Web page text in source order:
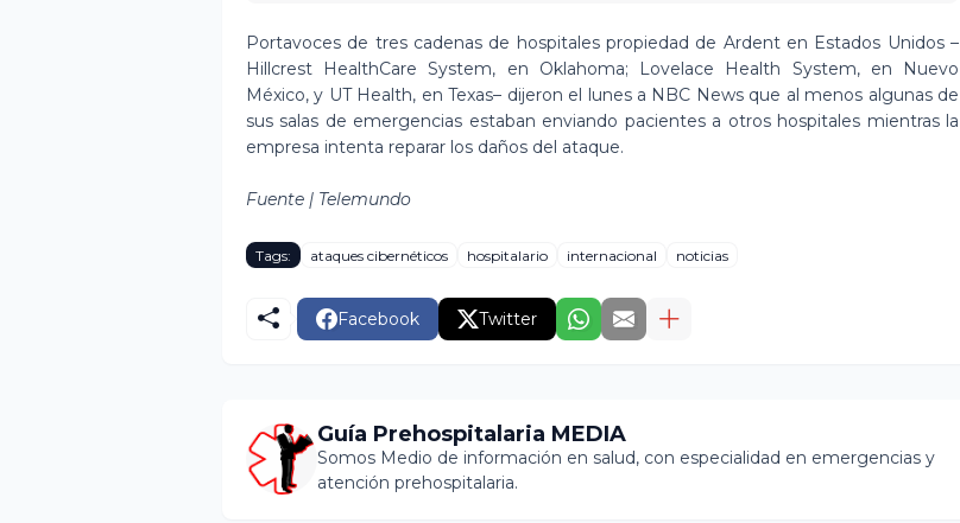
Portavoces de tres cadenas de hospitales propiedad de Ardent en Estados Unidos –
Hillcrest HealthCare System, en Oklahoma; Lovelace Health System, en Nuevo
México, y UT Health, en Texas– dijeron el lunes a NBC News que al menos algunas de
sus salas de emergencias estaban enviando pacientes a otros hospitales mientras la
empresa intenta reparar los daños del ataque.
Fuente | Telemundo
Tags: ataques cibernéticos hospitalario internacional noticias
Facebook Twitter
Guía Prehospitalaria MEDIA
Somos Medio de información en salud, con especialidad en emergencias y
atención prehospitalaria.